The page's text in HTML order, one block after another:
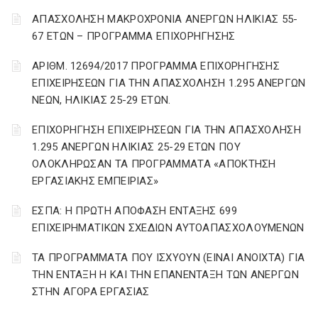
ΑΠΑΣΧΟΛΗΣΗ ΜΑΚΡΟΧΡΟΝΙΑ ΑΝΕΡΓΩΝ ΗΛΙΚΙΑΣ 55-
67 ΕΤΩΝ – ΠΡΟΓΡΑΜΜΑ ΕΠΙΧΟΡΗΓΗΣΗΣ
ΑΡΙΘΜ. 12694/2017 ΠΡΟΓΡΑΜΜΑ ΕΠΙΧΟΡΗΓΗΣΗΣ
ΕΠΙΧΕΙΡΗΣΕΩΝ ΓΙΑ ΤΗΝ ΑΠΑΣΧΟΛΗΣΗ 1.295 ΑΝΕΡΓΩΝ
ΝΕΩΝ, ΗΛΙΚΙΑΣ 25-29 ΕΤΩΝ.
ΕΠΙΧΟΡΗΓΗΣΗ ΕΠΙΧΕΙΡΗΣΕΩΝ ΓΙΑ ΤΗΝ ΑΠΑΣΧΟΛΗΣΗ
1.295 ΑΝΕΡΓΩΝ ΗΛΙΚΙΑΣ 25-29 ΕΤΩΝ ΠΟΥ
ΟΛΟΚΛΗΡΩΣΑΝ ΤΑ ΠΡΟΓΡΑΜΜΑΤΑ «ΑΠΟΚΤΗΣΗ
ΕΡΓΑΣΙΑΚΗΣ ΕΜΠΕΙΡΙΑΣ»
ΕΣΠΑ: Η ΠΡΩΤΗ ΑΠΟΦΑΣΗ ΕΝΤΑΞΗΣ 699
ΕΠΙΧΕΙΡΗΜΑΤΙΚΩΝ ΣΧΕΔΙΩΝ ΑΥΤΟΑΠΑΣΧΟΛΟΥΜΕΝΩΝ
ΤΑ ΠΡΟΓΡΑΜΜΑΤΑ ΠΟΥ ΙΣΧΥΟΥΝ (ΕΙΝΑΙ ΑΝΟΙΧΤΑ) ΓΙΑ
ΤΗΝ ΕΝΤΑΞΗ Η ΚΑΙ ΤΗΝ ΕΠΑΝΕΝΤΑΞΗ ΤΩΝ ΑΝΕΡΓΩΝ
ΣΤΗΝ ΑΓΟΡΑ ΕΡΓΑΣΙΑΣ